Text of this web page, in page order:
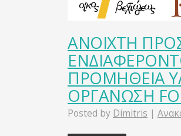
ΑΝΟΙΧΤΗ
ΠΡΟΜΗΘΕΙΑ
ΟΡΓΑΝΩΣΗ
Posted by Dimitris |